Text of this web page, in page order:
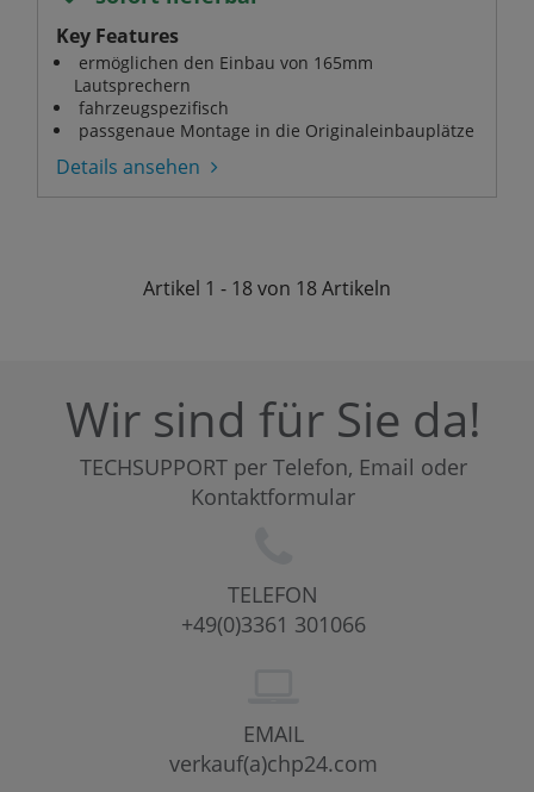
Key Features
ermöglichen den Einbau von 165mm
Lautsprechern
fahrzeugspezifisch
passgenaue Montage in die Originaleinbauplätze
Details ansehen
Artikel 1 - 18 von 18Artikeln
Wir sind für Sie da!
TECHSUPPORT per Telefon, Email oder
Kontaktformular
TELEFON
+49(0)3361 301066
EMAIL
verkauf(a)chp24.com